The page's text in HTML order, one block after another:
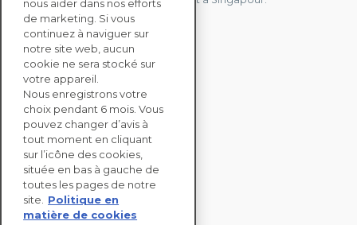
CONTACTEZ-NOUS
SOLUTIONS
ENTERPRISE
ÉVALUATIONS RSE
RESSOURCES
À PROPOS
nous aider dans nos efforts
de marketing. Si vous
continuez à naviguer sur
notre site web, aucun
cookie ne sera stocké sur
votre appareil.
Nous enregistrons votre
choix pendant 6 mois. Vous
pouvez changer d’avis à
tout moment en cliquant
sur l’icône des cookies,
située en bas à gauche de
toutes les pages de notre
site.
Politique en
matière de cookies